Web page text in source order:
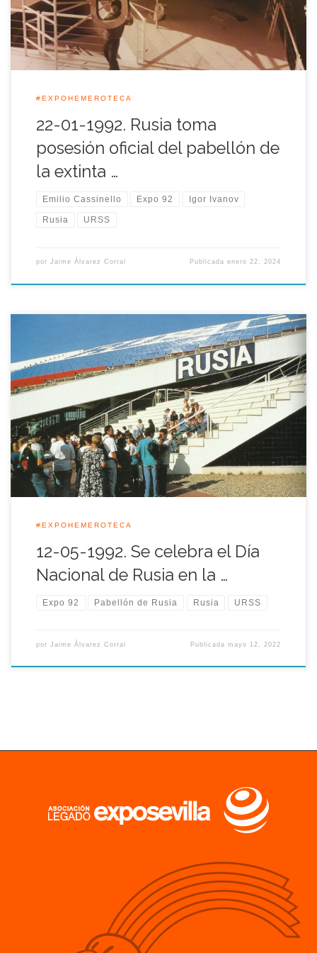
al que representaba mantendría en la Expo 92 el pabellón […]
#EXPOHEMEROTECA
22-01-1992. Rusia toma
posesión oficial del pabellón de
la extinta …
Emilio Cassinello Expo 92 Igor Ivanov
Rusia URSS
por Jaime Álvarez Corral Publicadaenero 22, 2024
La fecha que recordamos hoy estaba reservada a la Unión
Soviética, después a la Confederación de Estados
Independientes (CEI), y por fin a Rusia. La famosa <<escalera
de la perestroika>> del pabellón diseñado por el arquitecto
letón Juris Poga había sobrevivido al régimen que la alumbró,
y con sus continuos […]
#EXPOHEMEROTECA
12-05-1992. Se celebra el Día
Nacional de Rusia en la …
Expo 92 Pabellón de Rusia Rusia URSS
por Jaime Álvarez Corral Publicadamayo 12, 2022